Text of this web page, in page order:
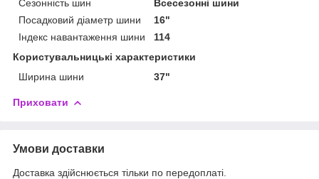
Сезонність шин
Всесезонні шини
Посадковий діаметр шини
16"
Індекс навантаження шини
114
Користувальницькі характеристики
Ширина шини
37"
Приховати
Умови доставки
Доставка здійснюється тільки по передоплаті.